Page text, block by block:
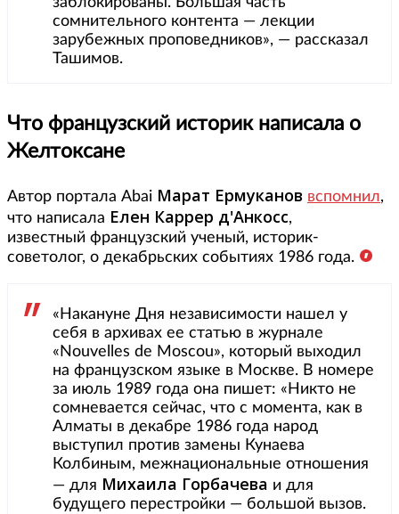
сомнительного контента — лекции
зарубежных проповедников», — рассказал
Ташимов.
Что французский историк написала о
Желтоксане
Автор портала Abai Марат Ермуканов вспомнил,
что написала Елен Каррер д'Анкосс,
известный французский ученый, историк-
советолог, о декабрьских событиях 1986 года.
«Накануне Дня независимости нашел у
себя в архивах ее статью в журнале
«Nouvelles de Moscou», который выходил
на французском языке в Москве. В номере
за июль 1989 года она пишет: «Никто не
сомневается сейчас, что с момента, как в
Алматы в декабре 1986 года народ
выступил против замены Кунаева
Колбиным, межнациональные отношения
— для Михаила Горбачева и для
будущего перестройки — большой вызов.